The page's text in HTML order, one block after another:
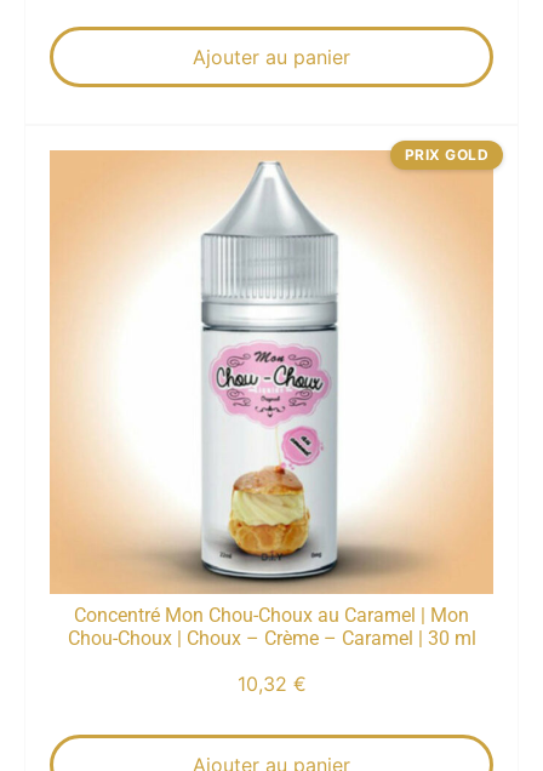
Ajouter au panier
Concentré Mon Chou-Choux au Caramel | Mon
Chou-Choux | Choux – Crème – Caramel | 30 ml
10,32 €
Ajouter au panier
PRIX GOLD